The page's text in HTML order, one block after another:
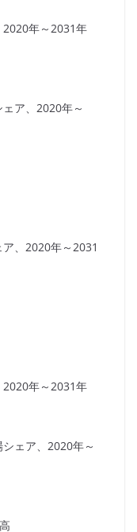
2020年～2031年
ア、2020年～
、2020年～2031
2020年～2031年
ェア、2020年～